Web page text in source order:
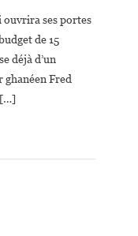
Leadership
University:
Un
Nouveau
Campus
ouvrira ses portes
de 15
déjà d’un
ghanéen Fred
[…]